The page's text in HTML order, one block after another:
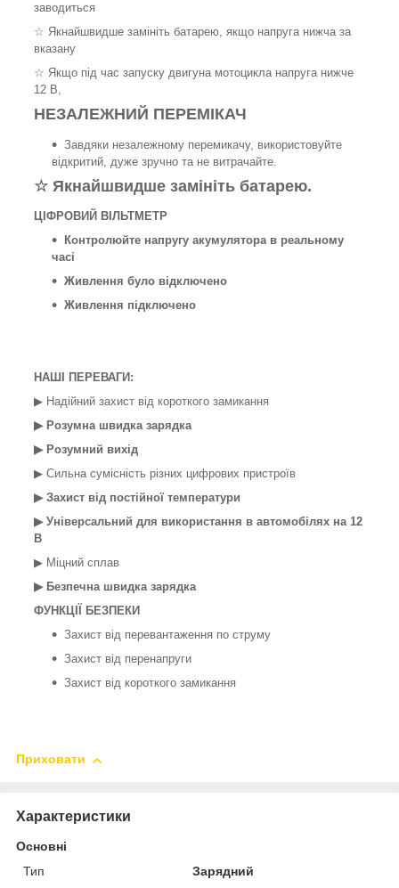
заводиться
☆ Якнайшвидше замініть батарею, якщо напруга нижча за
вказану
☆ Якщо під час запуску двигуна мотоцикла напруга нижче
12 В,
НЕЗАЛЕЖНИЙ ПЕРЕМІКАЧ
Завдяки незалежному перемикачу, використовуйте
відкритий, дуже зручно та не витрачайте.
☆ Якнайшвидше замініть батарею.
ЦІФРОВИЙ ВІЛЬТМЕТР
Контролюйте напругу акумулятора в реальному
часі
Живлення було відключено
Живлення підключено
НАШІ ПЕРЕВАГИ:
▶ Надійний захист від короткого замикання
▶ Розумна швидка зарядка
▶ Розумний вихід
▶ Сильна сумісність різних цифрових пристроїв
▶ Захист від постійної температури
▶ Універсальний для використання в автомобілях на 12
В
▶ Міцний сплав
▶ Безпечна швидка зарядка
ФУНКЦІЇ БЕЗПЕКИ
Захист від перевантаження по струму
Захист від перенапруги
Захист від короткого замикання
Приховати
Характеристики
Основні
Тип
Зарядний